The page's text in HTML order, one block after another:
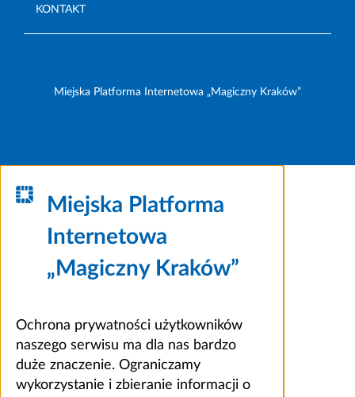
KONTAKT
Miejska Platforma Internetowa „Magiczny Kraków”
Miejska Platforma
Internetowa
„Magiczny Kraków”
Ochrona prywatności użytkowników
naszego serwisu ma dla nas bardzo
duże znaczenie. Ograniczamy
wykorzystanie i zbieranie informacji o